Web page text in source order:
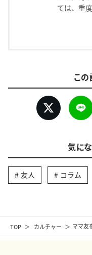
TOP カルチャー ママ友
ては、重
こ
気に
友人 コラム